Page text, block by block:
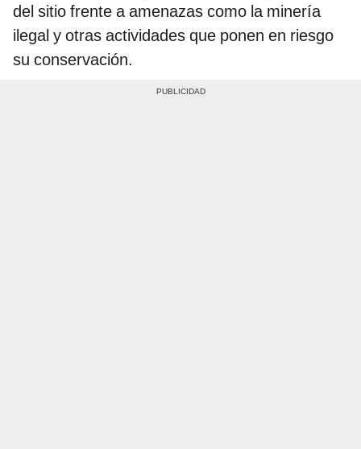
del sitio frente a amenazas como la minería
ilegal y otras actividades que ponen en riesgo
su conservación.